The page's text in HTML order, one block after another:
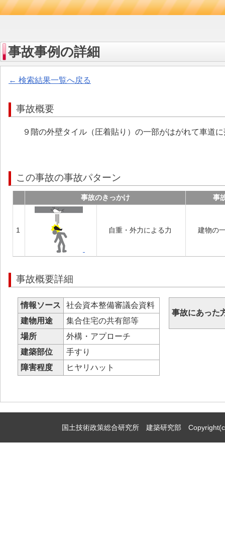
事故事例の詳細
← 検索結果一覧へ戻る
事故概要
９階の外壁タイル（圧着貼り）の一部がはがれて車道
この事故の事故パターン
事故のきっかけ 事
1 自重・外力による力 建物の
事故概要詳細
情報ソース
社会資本整備審議会資料
建物用途
集合住宅の共有部等
場所
外構・アプローチ
建築部位
手すり
障害程度
ヒヤリハット
事故にあった
国土技術政策総合研究所 建築研究部